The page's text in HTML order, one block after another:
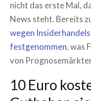
nicht das erste Mal,
News steht. Bereits
wegen
festgenommen, was
von
10 Euro